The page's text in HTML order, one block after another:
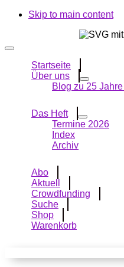
Skip to main content
Startseite
Über uns
Blog zu 25
Das Heft
Termine 2026
Index
Archiv
Abo
Aktuell
Crowdfunding
Suche
Shop
Warenkorb